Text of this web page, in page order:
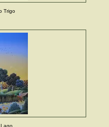
Trigo